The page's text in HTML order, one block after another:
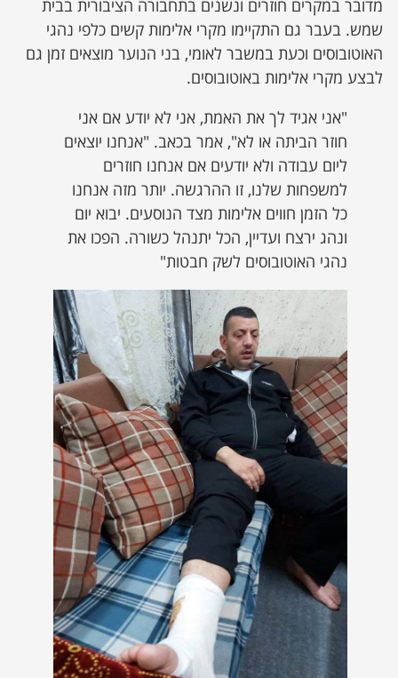
מדובר במקרים חוזרים ונשנים בתחבורה הציבורית בבית
שמש. בעבר גם התקיימו מקרי אלימות קשים כלפי נהגי
האוטובוסים וכעת במשבר לאומי, בני הנוער מוצאים זמן גם
לבצע מקרי אלימות באוטובוסים.
"אני אגיד לך את האמת, אני לא יודע אם אני
חוזר הביתה או לא", אמר בכאב. "אנחנו יוצאים
ליום עבודה ולא יודעים אם אנחנו חוזרים
למשפחות שלנו, זו ההרגשה. יותר מזה אנחנו
כל הזמן חווים אלימות מצד הנוסעים. יבוא יום
ונהג ירצח ועדיין, הכל יתנהל כשורה. הפכו את
נהגי האוטובוסים לשק חבטות"